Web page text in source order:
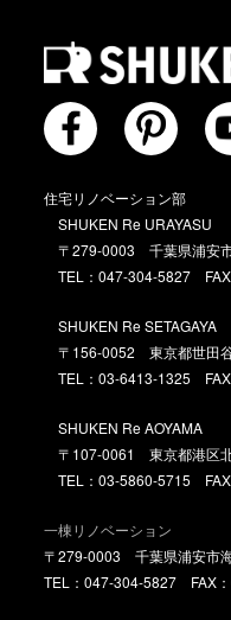
住宅リノベーション部
SHUKEN Re URAYASU
〒279-0003 千葉県浦安
TEL：047-304-5827
SHUKEN Re SETAGAYA
〒156-0052 東京都世田
TEL：03-6413-1325
SHUKEN Re AOYAMA
〒107-0061 東京都港区
TEL：03-5860-5715
一棟リノベーション
〒279-0003 千葉県浦安市
TEL：047-304-5827 FAX